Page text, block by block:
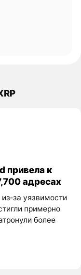
привела к
адресах
уязвимости
примерно
более